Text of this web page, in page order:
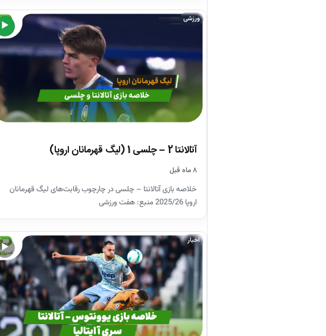
▶
ورزشی
آتالانتا 2 – چلسی 1 (لیگ قهرمانان اروپا)
۸ ماه قبل
خلاصه بازی آتالانتا – چلسی در چارچوب رقابت‌های لیگ قهرمانان
اروپا 2025/26 منبع: هفت ورزشی
▶
اخبار